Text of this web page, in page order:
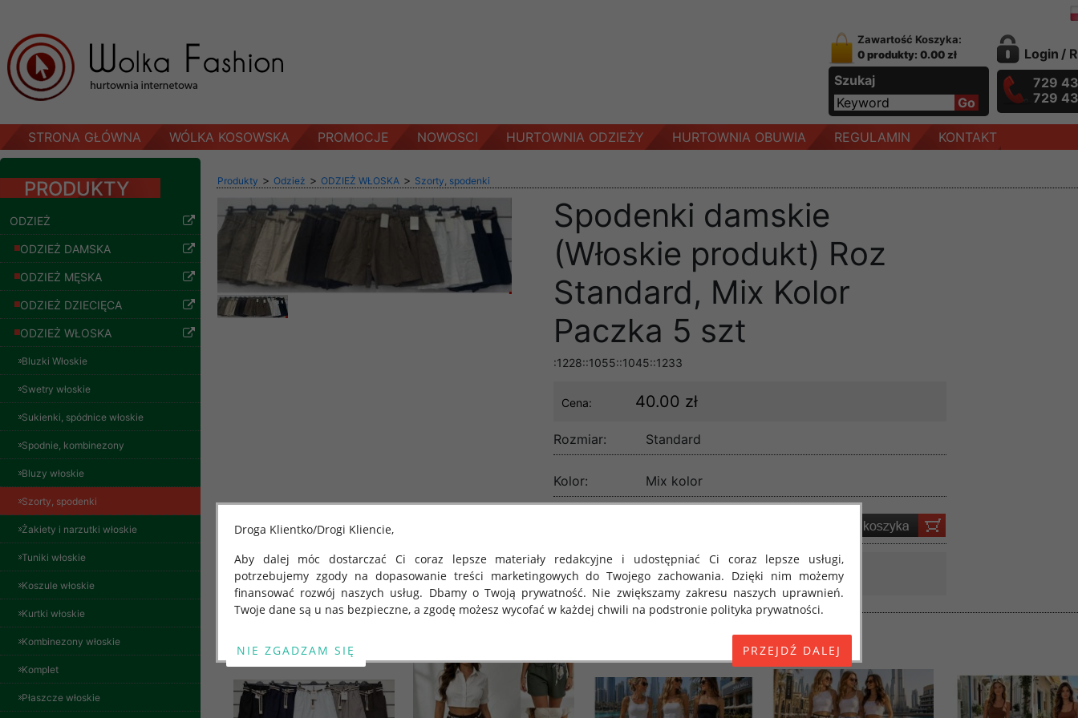
Zawartość Koszyka:
0 produkty: 0.00 zł
Szukaj
Login /
729
729
STRONA GŁÓWNA WÓLKA KOSOWSKA PROMOCJE NOWOSCI HURTOWNIA ODZIEŻY HURTOWNIA OBUWIA REGULAMIN KONTAKT
PRODUKTY
ODZIEŻ
ODZIEŻ DAMSKA
ODZIEŻ MĘSKA
ODZIEŻ DZIECIĘCA
ODZIEŻ WŁOSKA
Bluzki Włoskie
Swetry włoskie
Sukienki, spódnice włoskie
Spodnie, kombinezony
Bluzy włoskie
Szorty, spodenki
Żakiety i narzutki włoskie
Tuniki włoskie
Koszule włoskie
Kurtki włoskie
Kombinezony włoskie
Komplet
Płaszcze włoskie
Bluzy damskie Roz
L-3XL. 1 kolor.
Paczka 10 szt
54.00 zł
Produkty > Odzież > ODZIEŻ WŁOSKA > Szorty, spodenki
Spodenki damskie
(Włoskie produkt) Roz
Standard, Mix Kolor
Paczka 5 szt
:1228::1055::1045::1233
Cena: 40.00 zł
Rozmiar: Standard
Kolor: Mix kolor
Inne produkty
Droga Klientko/Drogi Kliencie,
Aby dalej móc dostarczać Ci coraz lepsze materiały redakcyjne i udostępniać Ci coraz lepsze usługi,
potrzebujemy zgody na dopasowanie treści marketingowych do Twojego zachowania. Dzięki nim możemy
finansować rozwój naszych usług. Dbamy o Twoją prywatność. Nie zwiększamy zakresu naszych uprawnień.
Twoje dane są u nas bezpieczne, a zgodę możesz wycofać w każdej chwili na podstronie polityka prywatności.
Od 25 maja 2018 roku obowiązuje Rozporządzenie Parlamentu Europejskiego i Rady (UE) 2016/679 z dnia 27
kwietnia 2016 r. w sprawie ochrony osób fizycznych w związku z przetwarzaniem danych osobowych i w sprawie
swobodnego przepływu takich danych oraz uchylenia dyrektywy 95/46/WE (określane jako "RODO", "ORODO",
"GDPR" lub "Ogólne Rozporządzenie o Ochronie Danych"). W związku z tym chcielibyśmy poinformować Cię o
przetwarzaniu Twoich danych oraz zasadach, na jakich odbywa się to po dniu 25 maja 2018 roku. Poniżej